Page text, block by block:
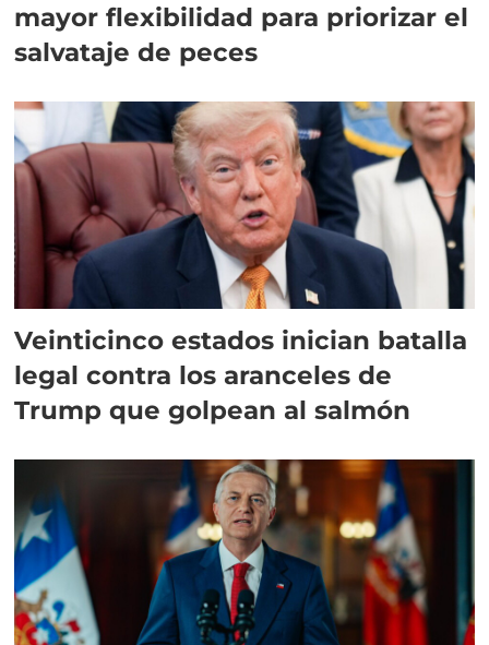
mayor flexibilidad para priorizar el
salvataje de peces
Veinticinco estados inician batalla
legal contra los aranceles de
Trump que golpean al salmón